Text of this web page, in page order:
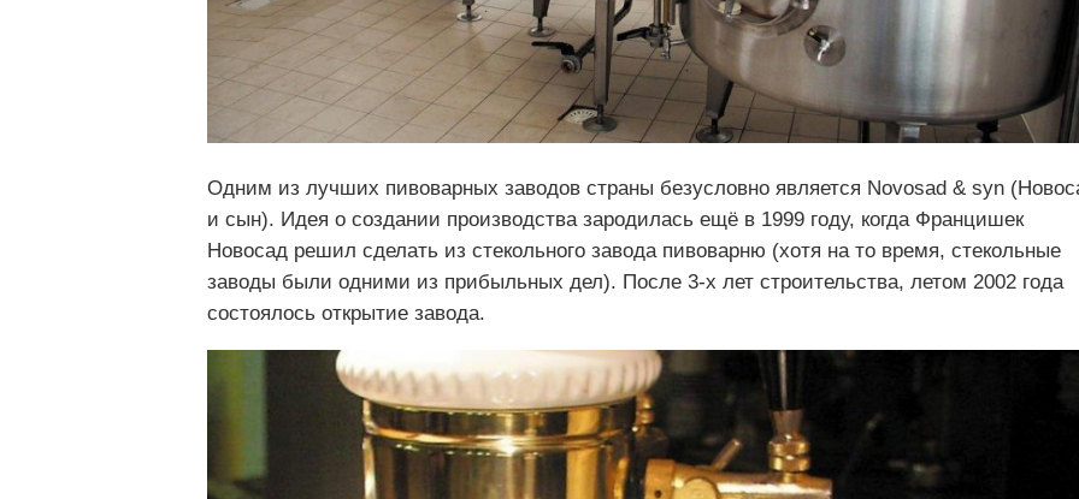
Одним из лучших пивоварных заводов страны безусловно является Novosad & syn
и сын). Идея о создании производства зародилась ещё в 1999 году, когда Францишек
Новосад решил сделать из стекольного завода пивоварню (хотя на то время, стекольные
заводы были одними из прибыльных дел). После 3-х лет строительства, летом 2002 года
состоялось открытие завода.